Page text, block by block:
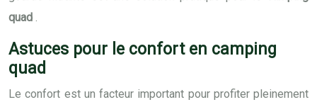
quad
Astuces pour le confort en camping
quad
Le confort est un facteur important pour profiter pleinement